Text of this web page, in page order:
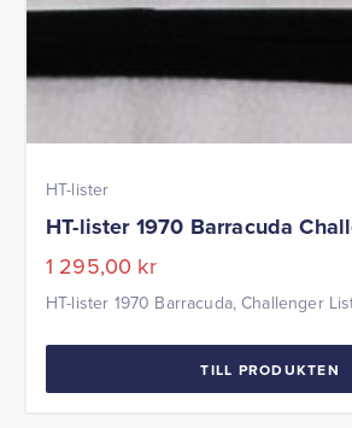
HT-lister
HT-lister 1970 Barracuda
1 295,00 kr
HT-lister 1970 Barracuda, Challenger
TILL PRODUKTEN